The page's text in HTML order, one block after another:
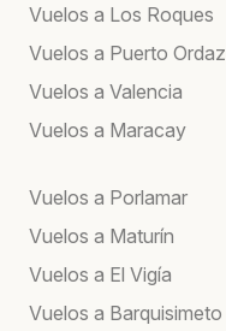
Vuelos a Los Roques
Vuelos a Puerto Ordaz
Vuelos a Valencia
Vuelos a Maracay
Vuelos a Porlamar
Vuelos a Maturín
Vuelos a El Vigía
Vuelos a Barquisimeto